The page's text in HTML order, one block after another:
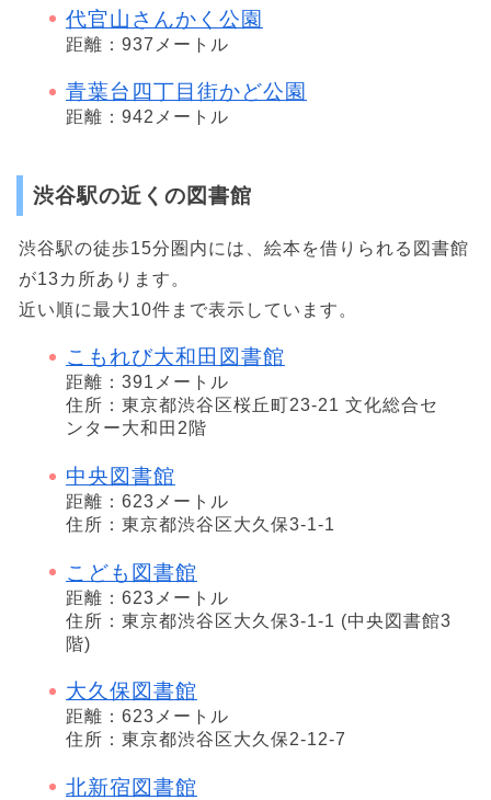
代官山さんかく公園
距離：937メートル
青葉台四丁目街かど公園
距離：942メートル
渋谷駅の近くの図書館
渋谷駅の徒歩15分圏内には、絵本を借りられる図書館
が13カ所あります。
近い順に最大10件まで表示しています。
こもれび大和田図書館
距離：391メートル
住所：東京都渋谷区桜丘町23-21 文化総合セ
ンター大和田2階
中央図書館
距離：623メートル
住所：東京都渋谷区大久保3-1-1
こども図書館
距離：623メートル
住所：東京都渋谷区大久保3-1-1 (中央図書館3
階)
大久保図書館
距離：623メートル
住所：東京都渋谷区大久保2-12-7
北新宿図書館